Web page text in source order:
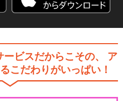
ビスだからこその、
ア
こだわりがいっぱい！